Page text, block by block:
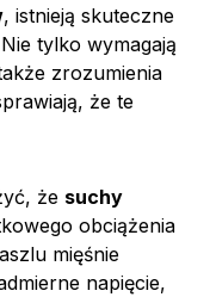
, istnieją skuteczne
tylko wymagają
zrozumienia
że te
że suchy
obciążenia
mięśnie
napięcie,